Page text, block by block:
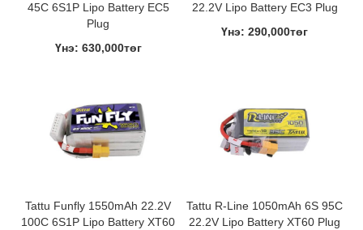
45C 6S1P Lipo Battery EC5
Plug
Үнэ: 630,000төг
22.2V Lipo Battery EC3 Plug
Үнэ: 290,000төг
Tattu Funfly 1550mAh 22.2V
100C 6S1P Lipo Battery XT60
Tattu R-Line 1050mAh 6S 95C
22.2V Lipo Battery XT60 Plug